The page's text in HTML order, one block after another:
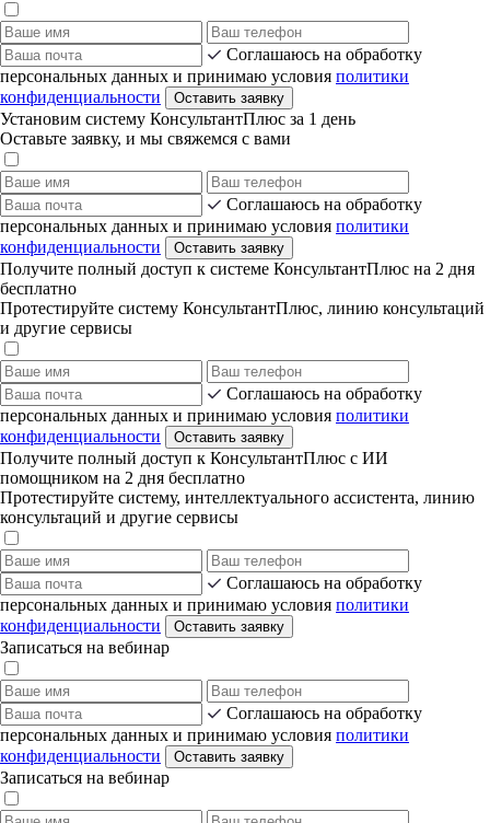
Соглашаюсь на обработку
персональных данных и принимаю условия политики
конфиденциальности
Оставить заявку
Установим систему КонсультантПлюс за 1 день
Оставьте заявку, и мы свяжемся с вами
Соглашаюсь на обработку
персональных данных и принимаю условия политики
конфиденциальности
Оставить заявку
Получите полный доступ к системе КонсультантПлюс на 2 дня
бесплатно
Протестируйте систему КонсультантПлюс, линию консультаций
и другие сервисы
Соглашаюсь на обработку
персональных данных и принимаю условия политики
конфиденциальности
Оставить заявку
Получите полный доступ к КонсультантПлюс с ИИ
помощником на 2 дня бесплатно
Протестируйте систему, интеллектуального ассистента, линию
консультаций и другие сервисы
Соглашаюсь на обработку
персональных данных и принимаю условия политики
конфиденциальности
Оставить заявку
Записаться на вебинар
Соглашаюсь на обработку
персональных данных и принимаю условия политики
конфиденциальности
Оставить заявку
Записаться на вебинар